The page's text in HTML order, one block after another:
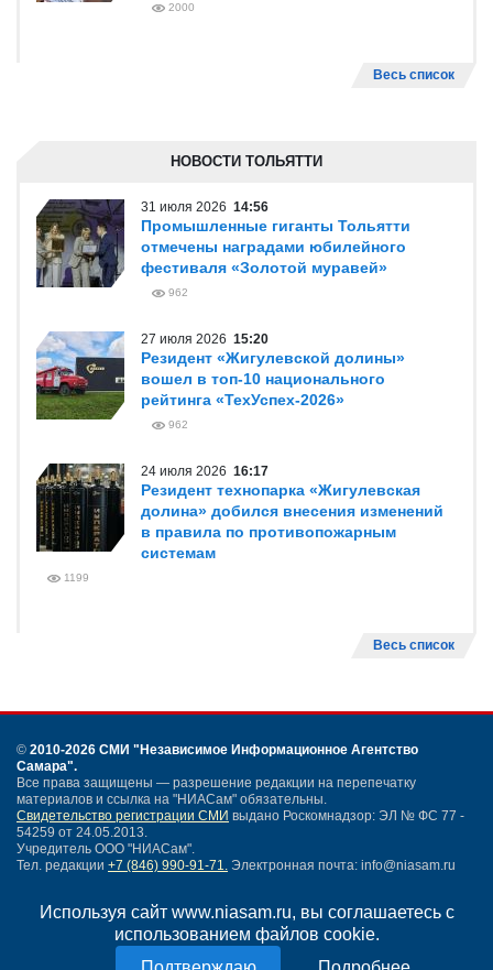
Используя сайт www.niasam.ru, вы соглашаетесь с
использованием файлов cookie.
2000
Весь список
НОВОСТИ ТОЛЬЯТТИ
31 июля 2026 14:56
Промышленные гиганты Тольятти
отмечены наградами юбилейного
фестиваля «Золотой муравей»
962
27 июля 2026 15:20
Резидент «Жигулевской долины»
вошел в топ-10 национального
рейтинга «ТехУспех-2026»
962
24 июля 2026 16:17
Резидент технопарка «Жигулевская
долина» добился внесения изменений
в правила по противопожарным
системам
1199
Весь список
© 2010-2026 СМИ "Независимое Информационное Агентство
Самара".
Все права защищены — разрешение редакции на перепечатку
материалов и ссылка на "НИАСам" обязательны.
Свидетельство регистрации СМИ выдано Роскомнадзор: ЭЛ № ФС 77 -
54259 от 24.05.2013.
Учредитель ООО "НИАСам".
Тел. редакции +7 (846) 990-91-71. Электронная почта: info@niasam.ru
Карта сайта
Нашли ошибку?
Политика конфиденциальности